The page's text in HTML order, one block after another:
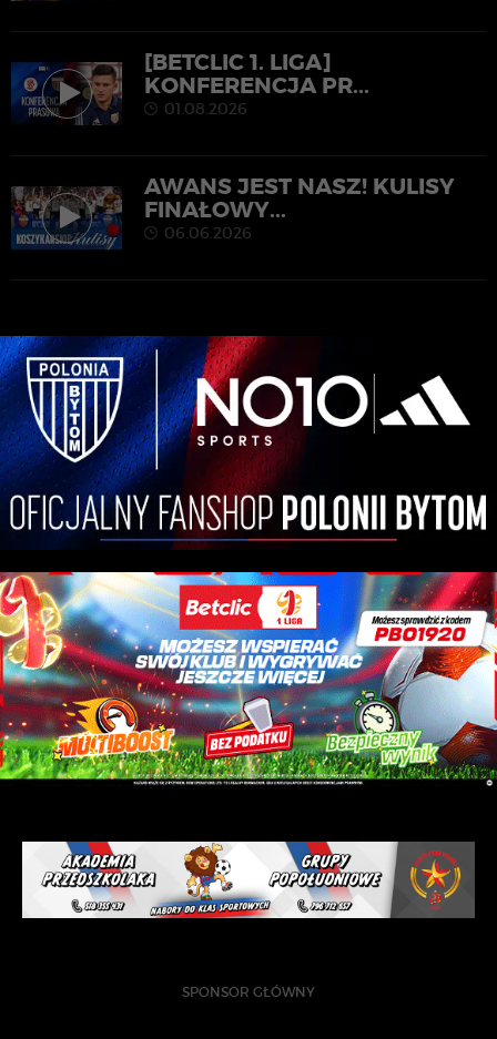
[BETCLIC 1. LIGA]
KONFERENCJA PR...
01.08.2026
AWANS JEST NASZ! KULISY
FINAŁOWY...
06.06.2026
SPONSOR GŁÓWNY